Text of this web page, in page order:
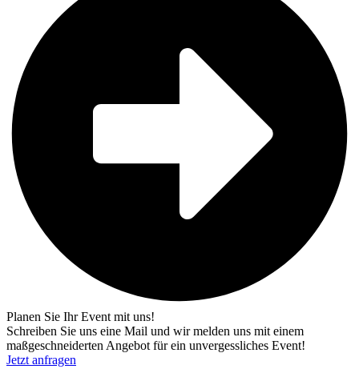
Planen Sie Ihr Event mit uns!
Schreiben Sie uns eine Mail und wir melden uns mit einem
maßgeschneiderten Angebot für ein unvergessliches Event!
Jetzt anfragen